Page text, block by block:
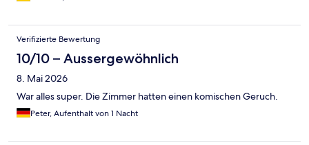
Verifizierte Bewertung
10/10 – Aussergewöhnlich
8. Mai 2026
War alles super. Die Zimmer hatten einen komischen Geruch.
Peter, Aufenthalt von 1 Nacht